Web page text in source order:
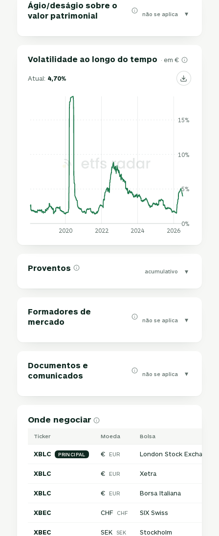
Ágio/deságio sobre o
valor patrimonial
não se aplica ▾
Volatilidade ao longo do tempo · em €
Atual: 4,70%
0%
5%
10%
15%
2020 2022 2024 2026
Proventos acumulativo ▾
Formadores de
mercado
não se aplica ▾
Documentos e
comunicados
não se aplica ▾
Onde negociar
Ticker Moeda Bolsa
XBLC PRINCIPAL € EUR London Stock Exchange
XBLC € EUR Xetra
XBLC € EUR Borsa Italiana
XBEC CHF CHF SIX Swiss
XBEC SEK SEK Stockholm